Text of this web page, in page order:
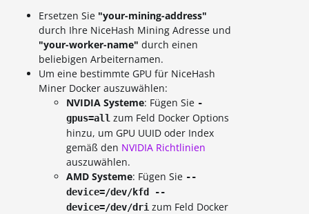
Ersetzen Sie "your-mining-address"
durch Ihre NiceHash Mining Adresse und
"your-worker-name" durch einen
beliebigen Arbeiternamen.
Um eine bestimmte GPU für NiceHash
Miner Docker auszuwählen:
NVIDIA Systeme: Fügen Sie -
gpus=all zum Feld Docker Options
hinzu, um GPU UUID oder Index
gemäß den NVIDIA Richtlinien
auszuwählen.
AMD Systeme: Fügen Sie --
device=/dev/kfd --
device=/dev/dri zum Feld Docker